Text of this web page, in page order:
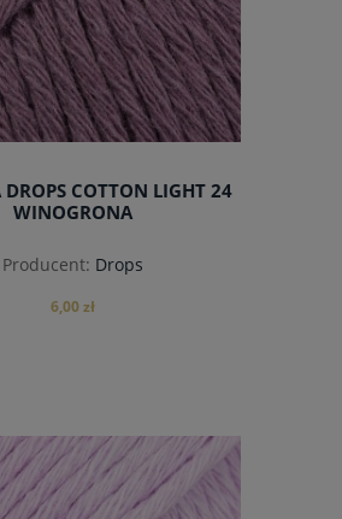
COTTON LIGHT 24
WINOGRONA
Producent: Drops
6,00 zł
do koszyka